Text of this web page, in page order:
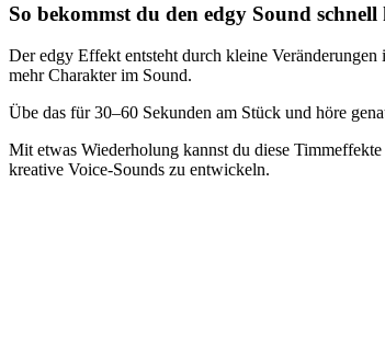
So bekommst du den edgy Sound schnell
Der edgy Effekt entsteht durch kleine
mehr Charakter im Sound.
Übe das für 30–60 Sekunden am Stück und höre
Mit etwas Wiederholung kannst du diese
kreative Voice-Sounds zu entwickeln.